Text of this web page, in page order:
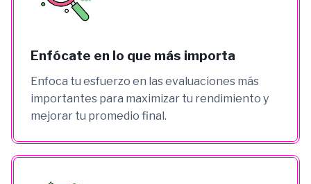
Enfócate en lo que más importa
Enfoca tu esfuerzo en las evaluaciones más
importantes para maximizar tu rendimiento y
mejorar tu promedio final.